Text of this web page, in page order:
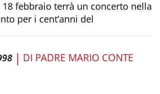
febbraio terrà un concerto nella
per i cent’anni del
| DI PADRE MARIO CONTE